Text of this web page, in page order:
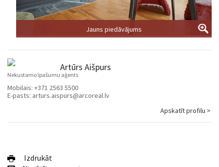
Jauns piedāvājums
Artūrs Aišpurs
Nekustamo īpašumu aģents
Mobilais: +371 2563 5500
E-pasts: arturs.aispurs@arcoreal.lv
Apskatīt profilu >
Izdrukāt